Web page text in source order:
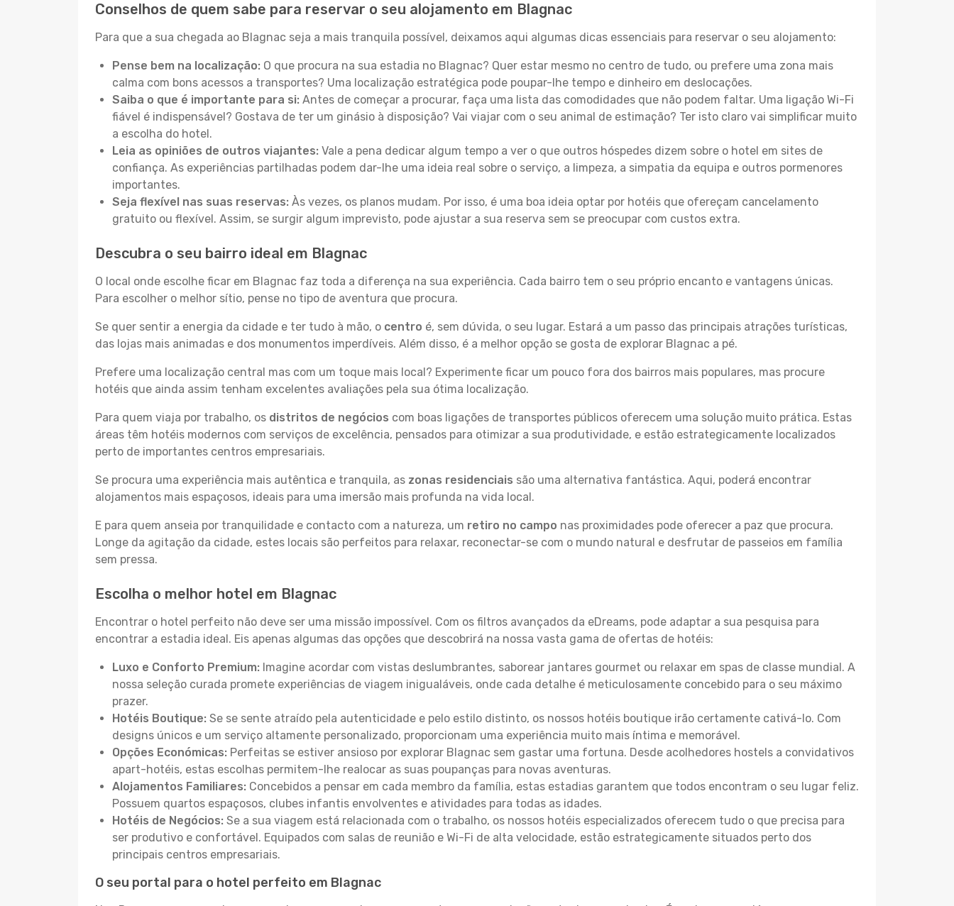
Conselhos de quem sabe para reservar o seu alojamento em Blagnac
Para que a sua chegada ao Blagnac seja a mais tranquila possível, deixamos aqui algumas dicas essenciais para reservar o seu alojamento:
Pense bem na localização: O que procura na sua estadia no Blagnac? Quer estar mesmo no centro de tudo, ou prefere uma zona mais
calma com bons acessos a transportes? Uma localização estratégica pode poupar-lhe tempo e dinheiro em deslocações.
Saiba o que é importante para si: Antes de começar a procurar, faça uma lista das comodidades que não podem faltar. Uma ligação Wi-Fi
fiável é indispensável? Gostava de ter um ginásio à disposição? Vai viajar com o seu animal de estimação? Ter isto claro vai simplificar muito
a escolha do hotel.
Leia as opiniões de outros viajantes: Vale a pena dedicar algum tempo a ver o que outros hóspedes dizem sobre o hotel em sites de
confiança. As experiências partilhadas podem dar-lhe uma ideia real sobre o serviço, a limpeza, a simpatia da equipa e outros pormenores
importantes.
Seja flexível nas suas reservas: Às vezes, os planos mudam. Por isso, é uma boa ideia optar por hotéis que ofereçam cancelamento
gratuito ou flexível. Assim, se surgir algum imprevisto, pode ajustar a sua reserva sem se preocupar com custos extra.
Descubra o seu bairro ideal em Blagnac
O local onde escolhe ficar em Blagnac faz toda a diferença na sua experiência. Cada bairro tem o seu próprio encanto e vantagens únicas.
Para escolher o melhor sítio, pense no tipo de aventura que procura.
Se quer sentir a energia da cidade e ter tudo à mão, o centro é, sem dúvida, o seu lugar. Estará a um passo das principais atrações turísticas,
das lojas mais animadas e dos monumentos imperdíveis. Além disso, é a melhor opção se gosta de explorar Blagnac a pé.
Prefere uma localização central mas com um toque mais local? Experimente ficar um pouco fora dos bairros mais populares, mas procure
hotéis que ainda assim tenham excelentes avaliações pela sua ótima localização.
Para quem viaja por trabalho, os distritos de negócios com boas ligações de transportes públicos oferecem uma solução muito prática. Estas
áreas têm hotéis modernos com serviços de excelência, pensados para otimizar a sua produtividade, e estão estrategicamente localizados
perto de importantes centros empresariais.
Se procura uma experiência mais autêntica e tranquila, as zonas residenciais são uma alternativa fantástica. Aqui, poderá encontrar
alojamentos mais espaçosos, ideais para uma imersão mais profunda na vida local.
E para quem anseia por tranquilidade e contacto com a natureza, um retiro no campo nas proximidades pode oferecer a paz que procura.
Longe da agitação da cidade, estes locais são perfeitos para relaxar, reconectar-se com o mundo natural e desfrutar de passeios em família
sem pressa.
Escolha o melhor hotel em Blagnac
Encontrar o hotel perfeito não deve ser uma missão impossível. Com os filtros avançados da eDreams, pode adaptar a sua pesquisa para
encontrar a estadia ideal. Eis apenas algumas das opções que descobrirá na nossa vasta gama de ofertas de hotéis:
Luxo e Conforto Premium: Imagine acordar com vistas deslumbrantes, saborear jantares gourmet ou relaxar em spas de classe mundial. A
nossa seleção curada promete experiências de viagem inigualáveis, onde cada detalhe é meticulosamente concebido para o seu máximo
prazer.
Hotéis Boutique: Se se sente atraído pela autenticidade e pelo estilo distinto, os nossos hotéis boutique irão certamente cativá-lo. Com
designs únicos e um serviço altamente personalizado, proporcionam uma experiência muito mais íntima e memorável.
Opções Económicas: Perfeitas se estiver ansioso por explorar Blagnac sem gastar uma fortuna. Desde acolhedores hostels a convidativos
apart-hotéis, estas escolhas permitem-lhe realocar as suas poupanças para novas aventuras.
Alojamentos Familiares: Concebidos a pensar em cada membro da família, estas estadias garantem que todos encontram o seu lugar feliz.
Possuem quartos espaçosos, clubes infantis envolventes e atividades para todas as idades.
Hotéis de Negócios: Se a sua viagem está relacionada com o trabalho, os nossos hotéis especializados oferecem tudo o que precisa para
ser produtivo e confortável. Equipados com salas de reunião e Wi-Fi de alta velocidade, estão estrategicamente situados perto dos
principais centros empresariais.
O seu portal para o hotel perfeito em Blagnac